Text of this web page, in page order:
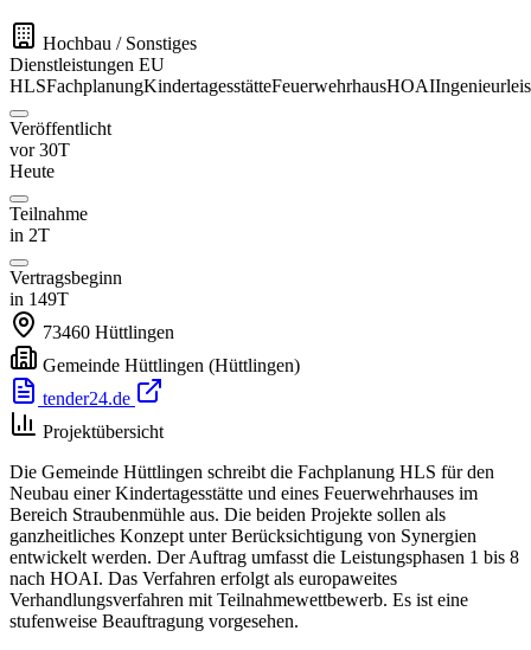
Hochbau / Sonstiges
Dienstleistungen EU
HLSFachplanungKindertagesstätteFeuerwehrhausHOAI
Veröffentlicht
vor 30T
Heute
Teilnahme
in 2T
Vertragsbeginn
in 149T
73460 Hüttlingen
Gemeinde Hüttlingen (Hüttlingen)
tender24.de
Projektübersicht
Die Gemeinde Hüttlingen schreibt die Fachplanung HLS für den
Neubau einer Kindertagesstätte und eines Feuerwehrhauses im
Bereich Straubenmühle aus. Die beiden Projekte sollen als
ganzheitliches Konzept unter Berücksichtigung von Synergien
entwickelt werden. Der Auftrag umfasst die Leistungsphasen 1 bis 8
nach HOAI. Das Verfahren erfolgt als europaweites
Verhandlungsverfahren mit Teilnahmewettbewerb. Es ist eine
stufenweise Beauftragung vorgesehen.